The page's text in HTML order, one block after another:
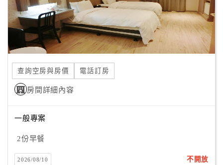
服
利
查
詢
Q&A
查詢空房與房價 電話訂房
房間詳細內容
一般專案
2份早餐
2026/08/10 不開放